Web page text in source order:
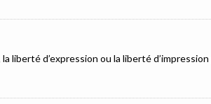
liberté d’expression ou la liberté